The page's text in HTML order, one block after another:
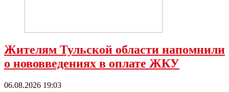
Жителям Тульской области напомнили
о нововведениях в оплате ЖКУ
06.08.2026 19:03